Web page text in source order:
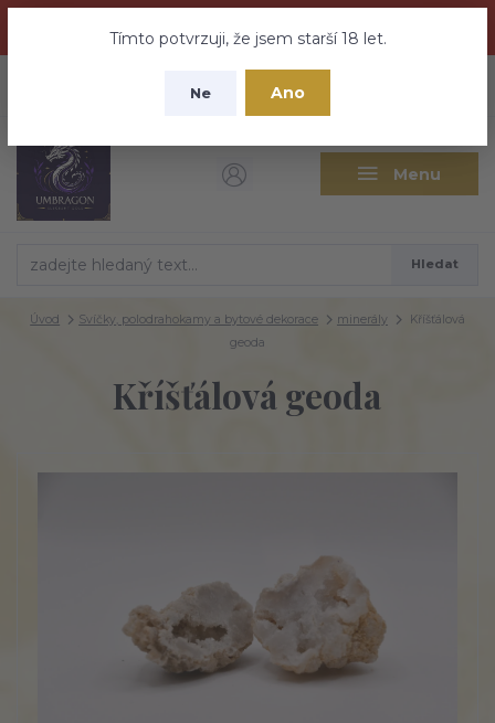
nebuďte vyděšeni zde najdete vše a ještě mnohem víc
Tímto potvrzuji, že jsem starší 18 let.
Ne Ano
Menu
CZK
Hledat
Úvod Svíčky, polodrahokamy a bytové dekorace minerály
Kříšťálová
geoda
Kříšťálová geoda